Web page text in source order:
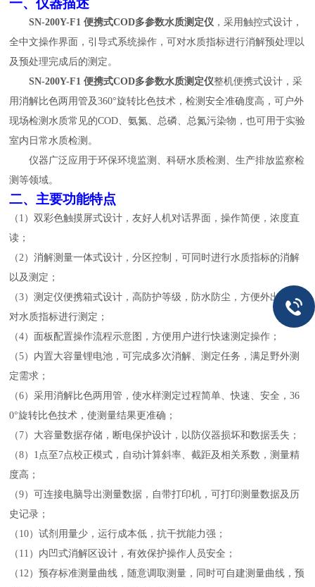
一、仪器描述
SN-200Y-F1 便携式COD多参数水质测定仪 ，采用触控式设计，
全中文操作界面，引导式系统操作，可对水质指标进行消解预处理以
及预处理完成后的测定。
SN-200Y-F1 便携式COD多参数水质测定仪整机便携式设计，采
用消解比色两用管及360°旋转比色技术，检测安全准确度高，可户外
现场检测水质常见的COD、氨氮、总磷、总氮污染物，也可用于实验
室内日常水质检测。
仪器广泛应用于环保环境监测、科研水质检测、生产排放监察检
测等领域。
二、 主要功能特点
（ 1 ）双彩色触摸屏式设计，友好人机对话界面，操作简便，浓度直
读 ；
（2）消解测量一体式设计，分区控制，可同时进行水质指标的消解
以及测定；
（3）测定仪便携箱式设计，高防护等级，防水防尘，方便外出携带
对水质指标进行测定；
（4）面板配置操作流程示意图，方便用户进行快速测定操作；
（5）内置大容量锂电池，可完成多次消解、测定任务，满足野外测
定需求；
（6）采用消解比色两用管，使水样测定过程简单、快速、安全，36
0°旋转比色技术，使测量结果更准确；
（ 7）大容量数据存储，断电保护设计 ，以防仪器损坏和数据丢失；
（8） 1 点至 7点校正模式，自动计算斜率、截距及相关系数，测量精
度高；
（9）可连接电脑导出测量数据，自带打印机，可打印测量数据及历
史记录；
（ 10）试剂用量少，运行成本低，抗干扰能力强；
（ 11 ）内凹式消解区设计，有效保护操作人员安全；
（ 12）预存标准测量曲线，随意调取测量，同时可自建测量曲线，预